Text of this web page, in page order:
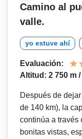
Camino al
valle.
yo estuve ahí
Evaluación:
Altitud: 2 750 m /
Después de
de 140 km), la
continúa a través
bonitas vistas,